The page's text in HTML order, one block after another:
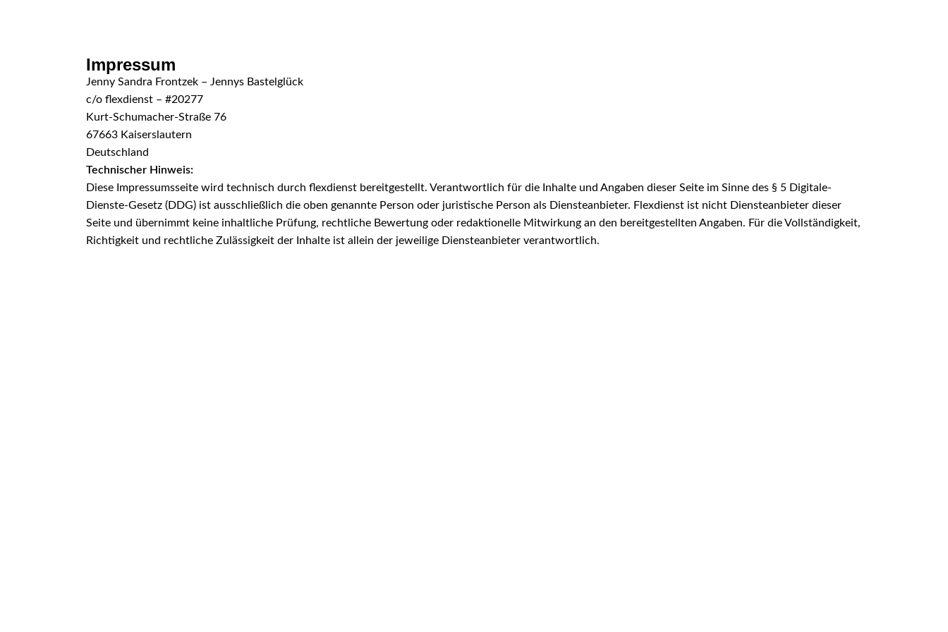
Impressum
Jenny Sandra Frontzek – Jennys Bastelglück
c/o flexdienst – #20277
Kurt-Schumacher-Straße 76
67663 Kaiserslautern
Deutschland
Technischer Hinweis:
Diese Impressumsseite wird technisch durch flexdienst bereitgestellt. Verantwortlich für die Inhalte und Angaben dieser Seite im Sinne des § 5 Digitale-
Dienste-Gesetz (DDG) ist ausschließlich die oben genannte Person oder juristische Person als Diensteanbieter. Flexdienst ist nicht Diensteanbieter dieser
Seite und übernimmt keine inhaltliche Prüfung, rechtliche Bewertung oder redaktionelle Mitwirkung an den bereitgestellten Angaben. Für die Vollständigkeit,
Richtigkeit und rechtliche Zulässigkeit der Inhalte ist allein der jeweilige Diensteanbieter verantwortlich.